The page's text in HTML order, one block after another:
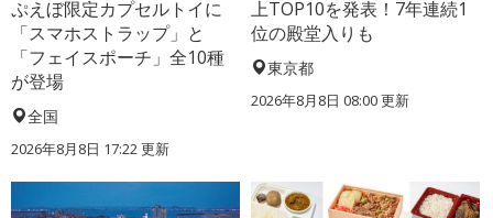
ぷえぼ限定カプセルトイに
「スマホストラップ」と
「フェイスポーチ」全10種
が登場
全国
2026年8月8日 17:22更新
上TOP10を発表！7年連続1
位の殿堂入りも
東京都
2026年8月8日 08:00更新